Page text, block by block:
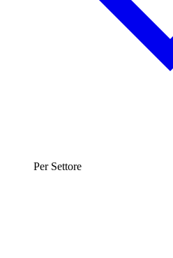
Per Settore